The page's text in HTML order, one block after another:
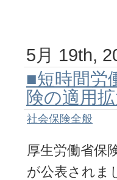
5月 19th,
■短時間労
険の適用
社会保険全般
厚生労働省保
が公表されま